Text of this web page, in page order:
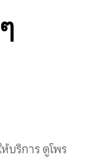
บริการ ดูโพร